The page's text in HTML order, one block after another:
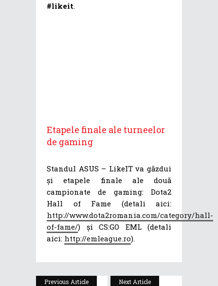
#likeit.
Etapele finale ale turneelor
de gaming
Standul ASUS – LikeIT va găzdui
și etapele finale ale două
campionate de gaming: Dota2
Hall of Fame (detali aici:
http://www.dota2romania.com/category/hall-
of-fame/) și CS:GO EML (detali
aici: http://emleague.ro).
Previous Article Next Article